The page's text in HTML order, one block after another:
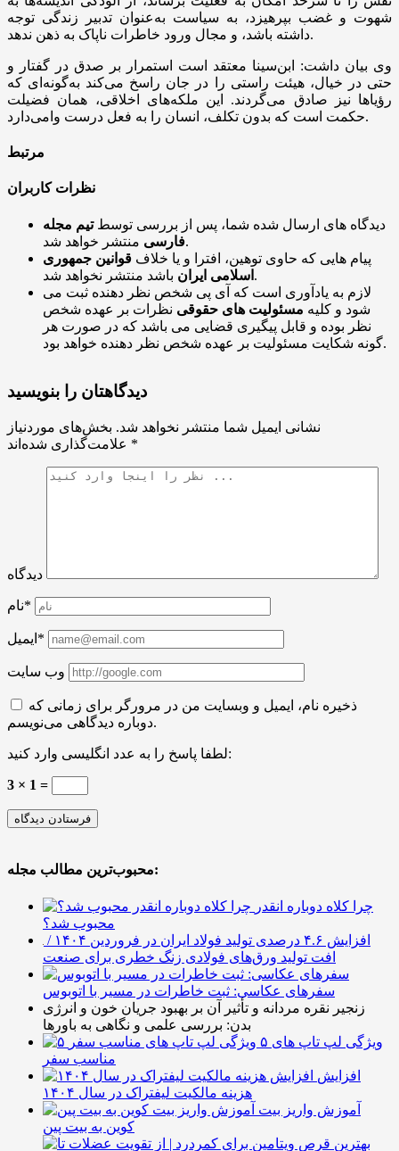
شهوت و غضب بپرهیزد، به سیاست به‌عنوان تدبیر زندگی توجه
داشته باشد، و مجال ورود خاطرات ناپاک به ذهن ندهد.
وی بیان داشت: ابن‌سینا معتقد است استمرار بر صدق در گفتار و
حتی در خیال، هیئت راستی را در جان راسخ می‌کند به‌گونه‌ای که
رؤیاها نیز صادق می‌گردند. این ملکه‌های اخلاقی، همان فضیلت
حکمت است که بدون تکلف، انسان را به فعل درست وامی‌دارد.
مرتبط
نظرات کاربران
دیدگاه های ارسال شده شما، پس از بررسی توسطتیم مجله
فارسیمنتشر خواهد شد.
پیام هایی که حاوی توهین، افترا و یا خلاف قوانین جمهوری
اسلامی ایران باشد منتشر نخواهد شد.
لازم به یادآوری است که آی پی شخص نظر دهنده ثبت می
شود و کلیه مسئولیت های حقوقی نظرات بر عهده شخص
نظر بوده و قابل پیگیری قضایی می باشد که در صورت هر
گونه شکایت مسئولیت بر عهده شخص نظر دهنده خواهد بود.
دیدگاهتان را بنویسید
نشانی ایمیل شما منتشر نخواهد شد. بخش‌های موردنیاز
*
دیدگاه
نام*
ایمیل*
وب سایت
ذخیره نام، ایمیل و وبسایت من در مرورگر برای زمانی که
دوباره دیدگاهی می‌نویسم.
لطفا پاسخ را به عدد انگلیسی وارد کنید:
3 × 1 =
محبوب‌ترین مطالب مجله:
چرا کلاه دوباره انقدر
محبوب شد؟
افزایش ۴.۶ درصدی تولید فولاد ایران در فروردین ۱۴۰۴ /
افت تولید ورق‌های فولادی زنگ خطری برای صنعت
سفرهای عکاسی: ثبت خاطرات در مسیر با اتوبوس
زنجیر نقره مردانه و تأثیر آن بر بهبود جریان خون و انرژی
بدن: بررسی علمی و نگاهی به باورها
۵ ویژگی لپ تاپ های
مناسب سفر
افزایش
هزینه مالکیت لیفتراک در سال ۱۴۰۴
آموزش واریز بیت
کوین به بیت پین